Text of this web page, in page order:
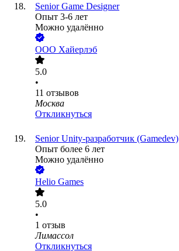
Senior Game Designer
Опыт 3-6 лет
Можно удалённо
ООО Хайерлэб
5.0
•
11 отзывов
Москва
Откликнуться
Senior Unity-разработчик (Gamedev)
Опыт более 6 лет
Можно удалённо
Helio Games
5.0
•
1 отзыв
Лимассол
Откликнуться